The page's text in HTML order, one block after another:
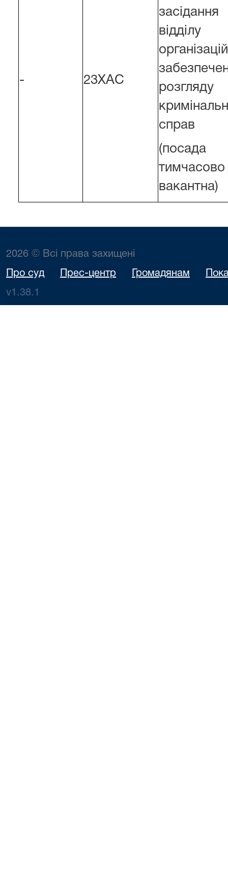
- 23ХАС
засідання
відділу
розгляду
справ
(посада
тимчасово
вакантна)
2026 © Всі права захищені
Про суд Прес-центр Громадянам
v1.38.1